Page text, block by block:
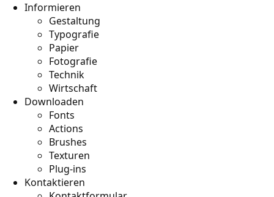
Informieren
Gestaltung
Typografie
Papier
Fotografie
Technik
Wirtschaft
Downloaden
Fonts
Actions
Brushes
Texturen
Plug-ins
Kontaktieren